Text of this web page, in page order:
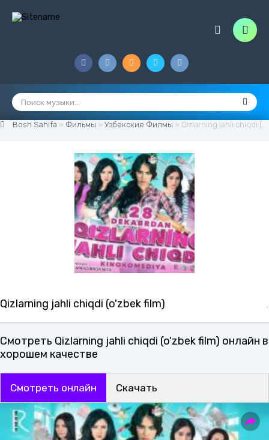
Bosh Sahifa » Фильмы » Узбекские Филмы » Qizlarning jahli chiqdi (o'zbek film)
Qizlarning jahli chiqdi (o'zbek film)
Смотреть Qizlarning jahli chiqdi (o'zbek film) онлайн в
хорошем качестве
Смотреть онлайн Скачать